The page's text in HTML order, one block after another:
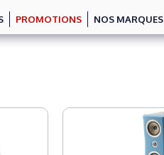
PROMOTIONS NOS MARQUES